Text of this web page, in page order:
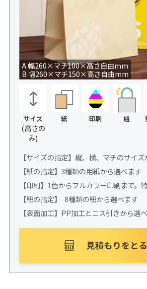
A 幅260×マチ100×高さ自由mm
B 幅260×マチ150×高さ自由mm
サイズ
(高さの
み)
紙 印刷 紐
【サイズの指定】縦、横、マチのサイ
【紙の指定】3種類の用紙から選べます
【印刷】1色からフルカラー印刷まで。
【紐の指定】 8種類の紐から選べます
【表面加工】PP加工とニス引きから選